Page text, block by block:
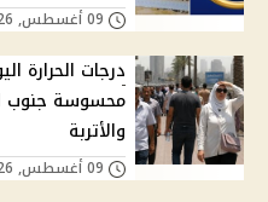
محسوسة جنوب
والأتربة